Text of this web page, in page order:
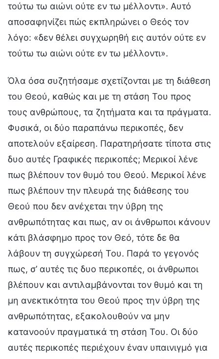
τούτω τω αιώνι ούτε εν τω μέλλοντι». Αυτό
αποσαφηνίζει πώς εκπληρώνει ο Θεός τον
λόγο: «δεν θέλει συγχωρηθή εις αυτόν ούτε εν
τούτω τω αιώνι ούτε εν τω μέλλοντι».
Όλα όσα συζητήσαμε σχετίζονται με τη διάθεση
του Θεού, καθώς και με τη στάση Του προς
τους ανθρώπους, τα ζητήματα και τα πράγματα.
Φυσικά, οι δύο παραπάνω περικοπές, δεν
αποτελούν εξαίρεση. Παρατηρήσατε τίποτα στις
δυο αυτές Γραφικές περικοπές; Μερικοί λένε
πως βλέπουν τον θυμό του Θεού. Μερικοί λένε
πως βλέπουν την πλευρά της διάθεσης του
Θεού που δεν ανέχεται την ύβρη της
ανθρωπότητας και πως, αν οι άνθρωποι κάνουν
κάτι βλάσφημο προς τον Θεό, τότε δε θα
λάβουν τη συγχώρεσή Του. Παρά το γεγονός
πως, σ’ αυτές τις δυο περικοπές, οι άνθρωποι
βλέπουν και αντιλαμβάνονται τον θυμό και τη
μη ανεκτικότητα του Θεού προς την ύβρη της
ανθρωπότητας, εξακολουθούν να μην
κατανοούν πραγματικά τη στάση Του. Οι δύο
αυτές περικοπές περιέχουν έναν υπαινιγμό για